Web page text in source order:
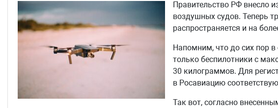
Правительство РФ внесло
воздушных судов. Теперь
распространяется и на
Напомним, что до сих пор
только беспилотники с
30 килограммов. Для
в Росавиацию
Так вот, согласно